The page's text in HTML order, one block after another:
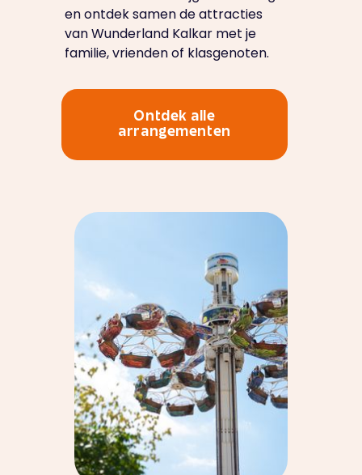
en ontdek samen de attracties
van Wunderland Kalkar met je
familie, vrienden of klasgenoten.
Ontdek alle
arrangementen